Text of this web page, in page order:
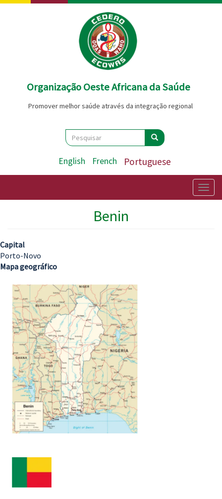
Passar
Organização Oeste Africana da Saúde
Promover melhor saúde através da integração regional
Search
Pesquisar Pesquisar
English French Portuguese
Benin
Capital
Porto-Novo
Mapa geográfico
Imagem